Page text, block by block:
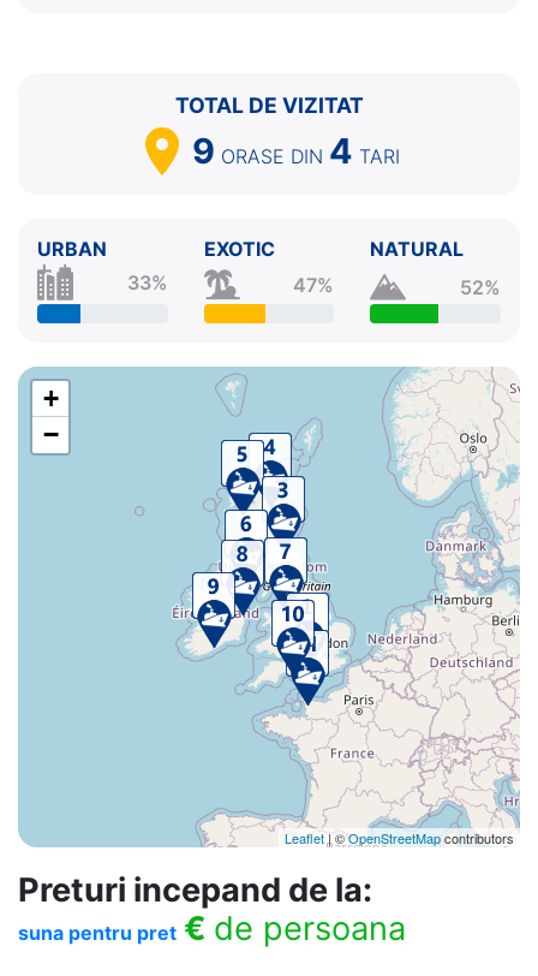
TOTAL DE VIZITAT
9 ORASE DIN 4 TARI
URBAN
33%
EXOTIC
47%
NATURAL
52%
+
−
Leaflet| ©OpenStreetMapcontributors
Preturi incepand de la:
suna pentru pret € de persoana